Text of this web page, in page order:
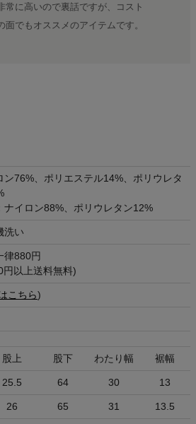
常に高いので裏話ですが、コスト
面でもオススメのアイテムです。
ン76%、ポリエステル14%、ポリウレタ
ナイロン88%、ポリウレタン12%
洗い
律880円
円以上送料無料)
こちら)
股上 股下 わたり幅 裾幅
25.5 64 30 13
26 65 31 13.5